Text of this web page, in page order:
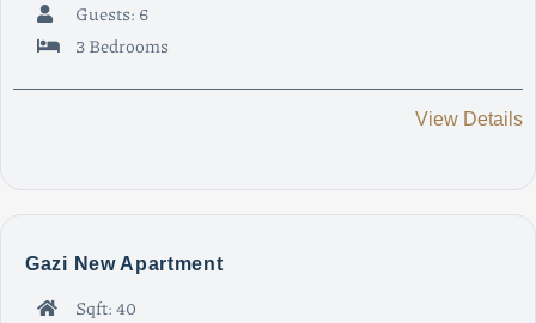
Guests: 6
3 Bedrooms
View Details
Gazi New Apartment
Sqft: 40